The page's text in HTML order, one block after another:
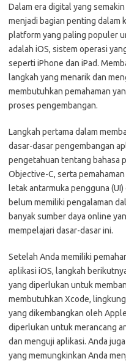
Dalam era digital yang
menjadi bagian penting dalam
platform yang paling populer
adalah iOS, sistem operasi
seperti iPhone dan iPad.
langkah yang menarik dan
membutuhkan pemahaman
proses pengembangan.
Langkah pertama dalam
dasar-dasar pengembangan
pengetahuan tentang bahasa
Objective-C, serta
letak antarmuka pengguna
belum memiliki pengalaman
banyak sumber daya online
mempelajari dasar-dasar ini.
Setelah Anda memiliki
aplikasi iOS, langkah
yang diperlukan untuk
membutuhkan Xcode,
yang dikembangkan oleh
diperlukan untuk merancang
dan menguji aplikasi. Anda
yang memungkinkan Anda